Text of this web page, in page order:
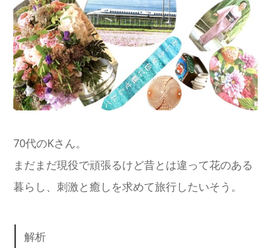
70代のKさん。
まだまだ現役で頑張るけど昔とは違って花のある
暮らし、刺激と癒しを求めて旅行したいそう。
解析